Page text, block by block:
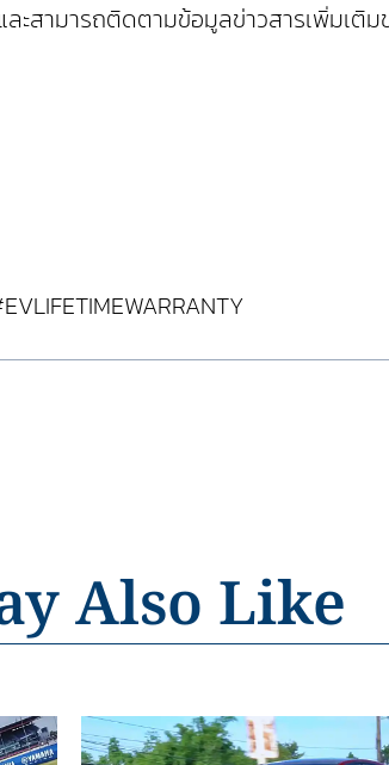
ะสามารถติดตามข้อมูลข่าวสารเพิ่มเติม
Also Like